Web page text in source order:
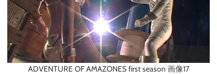
ADVENTURE OF AMAZONES first season 画像17